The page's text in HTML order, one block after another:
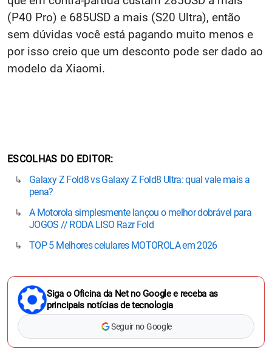
(P40 Pro) e 685USD a mais (S20 Ultra), então
sem dúvidas você está pagando muito menos e
por isso creio que um desconto pode ser dado ao
modelo da Xiaomi.
ESCOLHAS DO EDITOR
Galaxy Z Fold8 vs Galaxy Z Fold8 Ultra: qual vale mais a
pena?
A Motorola simplesmente lançou o melhor dobrável para
JOGOS // RODA LISO Razr Fold
TOP 5 Melhores celulares MOTOROLA em 2026
Siga o Oficina da Net no Google e receba as
principais notícias de tecnologia
Seguir no Google